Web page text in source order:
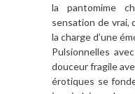
la pantomime
sensation de vrai,
la charge d’une
Pulsionnelles
douceur fragile
érotiques se